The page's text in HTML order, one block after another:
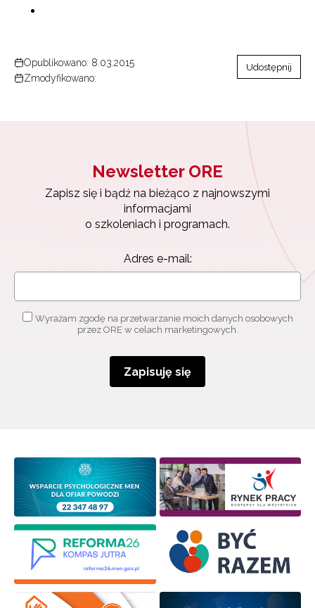
Opublikowano: 8.03.2015
Zmodyfikowano:
Udostępnij
Newsletter ORE
Zapisz się i bądź na bieżąco z najnowszymi
informacjami
o szkoleniach i programach.
Adres e-mail:
Wyrażam zgodę na przetwarzanie moich danych osobowych
przez ORE w celach marketingowych.
Zapisuję się